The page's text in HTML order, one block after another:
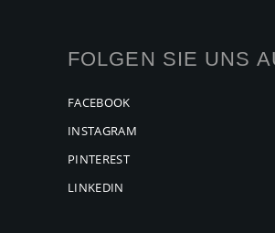
FOLGEN SIE UNS
FACEBOOK
INSTAGRAM
PINTEREST
LINKEDIN